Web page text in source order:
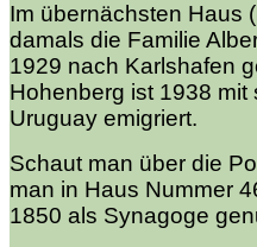
Im übernächsten Haus
damals die Familie
1929 nach Karlshafen
Hohenberg ist 1938
Uruguay emigriert.
Schaut man über die
man in Haus Nummer
1850 als Synagoge